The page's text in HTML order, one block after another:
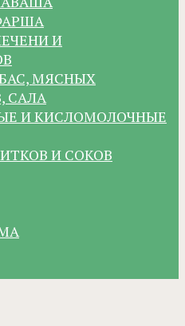
И
МЯСНЫХ
САЛА
И КИСЛОМОЛОЧНЫЕ
И СОКОВ